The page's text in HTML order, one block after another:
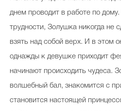
Фотоальбом
Тесты
Викторины
днем проводит в работе по
трудности, Золушка никогда не
взять над собой верх. И в этом
однажды к девушке приходит
начинают происходить чудеса.
волшебный бал, знакомится с
становится настоящей